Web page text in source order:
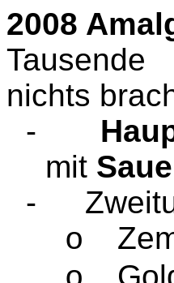
2008
nichts
-
mit
-
o